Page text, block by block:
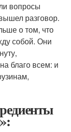
вопросы
разговор.
о том, что
собой. Они
благо всем: и